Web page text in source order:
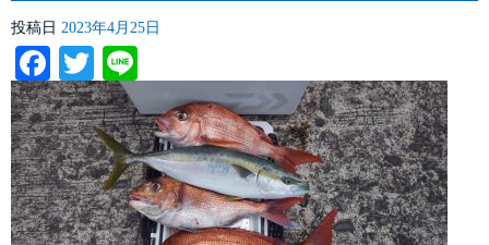
投稿日 2023年4月25日
Facebook
Twitter